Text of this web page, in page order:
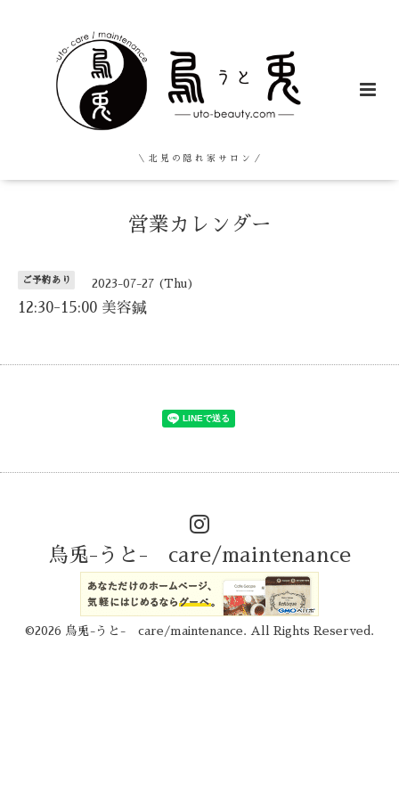
＼ 北 見 の 隠 れ 家 サ ロ ン ／
営業カレンダー
ご予約あり 2023-07-27 (Thu)
12:30-15:00 美容鍼
烏兎-うと- care/maintenance
©2026 烏兎-うと- care/maintenance . All Rights Reserved.